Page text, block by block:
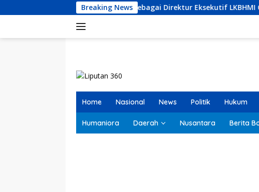
ke
Breaking News
Terpilih sebagai Direktur Eksekutif LKBHMI Cabang Kendari Periode
Home Nasional News Politik Hukum
Humaniora Daerah Nusantara Berita